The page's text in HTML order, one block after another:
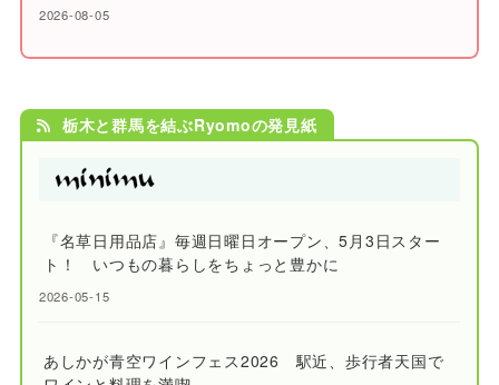
2026-08-05
栃木と群馬を結ぶRyomoの発見紙
『名草日用品店』毎週日曜日オープン、5月3日スター
ト！ いつもの暮らしをちょっと豊かに
2026-05-15
あしかが青空ワインフェス2026 駅近、歩行者天国で